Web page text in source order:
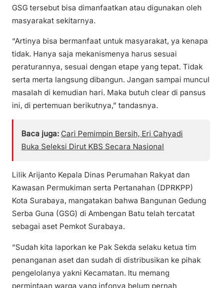
GSG tersebut bisa dimanfaatkan atau digunakan oleh
masyarakat sekitarnya.
“Artinya bisa bermanfaat untuk masyarakat, ya kenapa
tidak. Hanya saja mekanismenya harus sesuai
peraturannya, sesuai dengan etape yang tepat. Tidak
serta merta langsung dibangun. Jangan sampai muncul
masalah di kemudian hari. Maka butuh clear di pansus
ini, di pertemuan berikutnya,” tandasnya.
Baca juga: Cari Pemimpin Bersih, Eri Cahyadi
Buka Seleksi Dirut KBS Secara Nasional
Lilik Arijanto Kepala Dinas Perumahan Rakyat dan
Kawasan Permukiman serta Pertanahan (DPRKPP)
Kota Surabaya, mangatakan bahwa Bangunan Gedung
Serba Guna (GSG) di Ambengan Batu telah tercatat
sebagai aset Pemkot Surabaya.
“Sudah kita laporkan ke Pak Sekda selaku ketua tim
penanganan aset dan sudah di distribusikan ke pihak
pengelolanya yakni Kecamatan. Itu memang
permintaan warga yang infonya belum pernah